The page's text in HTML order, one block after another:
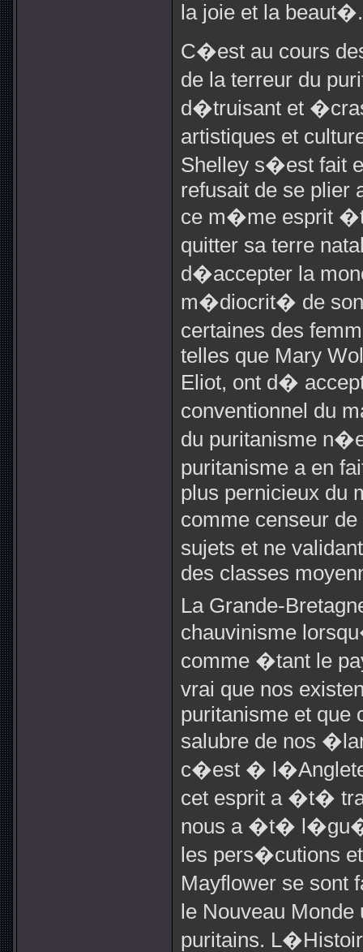
la joie et la beaut�.
C�est au cours
de la terreur du
d�truisant et
artistiques et
Shelley s�est fait
refusait de se plier
ce m�me esprit
quitter sa terre
d�accepter la
m�diocrit� de
certaines des
telles que Mary
Eliot, ont d�
conventionnel du
du puritanisme
puritanisme a en
plus pernicieux du
comme censeur
sujets et ne
des classes
La Grande-
chauvinisme
comme �tant le
vrai que nos
puritanisme et que
salubre de nos
c�est �
cet esprit a �t�
nous a �t� l�gu�
les pers�cutions
Mayflower se sont
le Nouveau
puritains.